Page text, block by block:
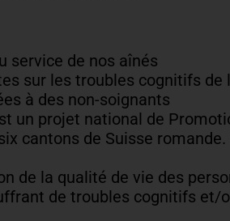
service de nos aînés
sur les troubles cognitifs de
à des non-soignants
un projet national de
cantons de Suisse romande.
de la qualité de vie des
de troubles cognitifs et/